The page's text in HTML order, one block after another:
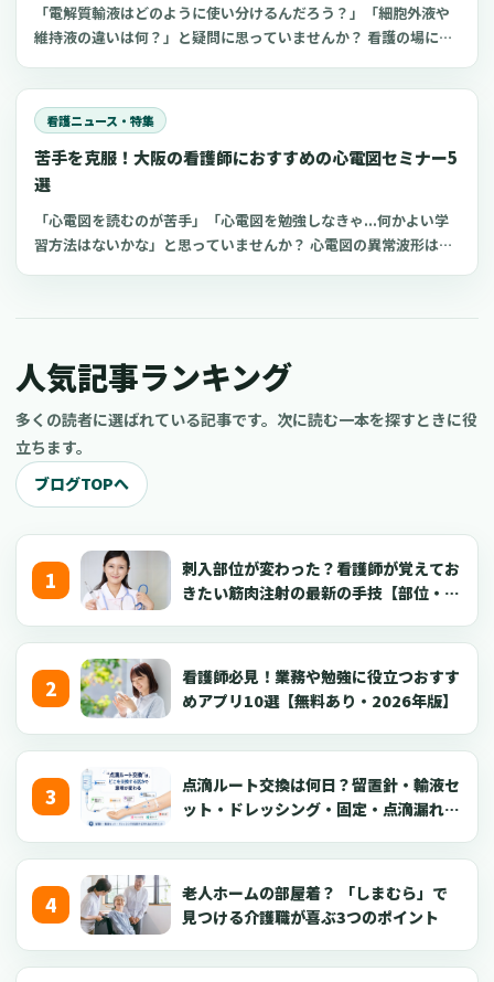
「電解質輸液はどのように使い分けるんだろう？」「細胞外液や
維持液の違いは何？」と疑問に思っていませんか？ 看護の場にお
類は多く、看護師がそれぞれの輸液製剤の特徴や使い分けを理解
するのは難しいものです。 今回は、看護師が知っておきたい電解
質輸液の種類と違いについてわかりやすく解説します。
看護ニュース・特集
苦手を克服！大阪の看護師におすすめの心電図セミナー5
選
「心電図を読むのが苦手」「心電図を勉強しなきゃ...何かよい学
習方法はないかな」と思っていませんか？ 心電図の異常波形は緊
臓の傾きなどによっても異なり、疾患と結びつけて考えるのが難
大阪で受けられる看護師におすすめの心電図セミナーをご紹介し
ます。
人気記事ランキング
多くの読者に選ばれている記事です。次に読む一本を探すときに役
立ちます。
ブログTOPへ
刺入部位が変わった？看護師が覚えてお
きたい筋肉注射の最新の手技【部位・
看護師必見！業務や勉強に役立つおすす
めアプリ10選【無料あり・2026年版】
点滴ルート交換は何日？留置針・輸液セ
ット・ドレッシング・固定・点滴漏れ対
老人ホームの部屋着？ 「しまむら」で
見つける介護職が喜ぶ3つのポイント